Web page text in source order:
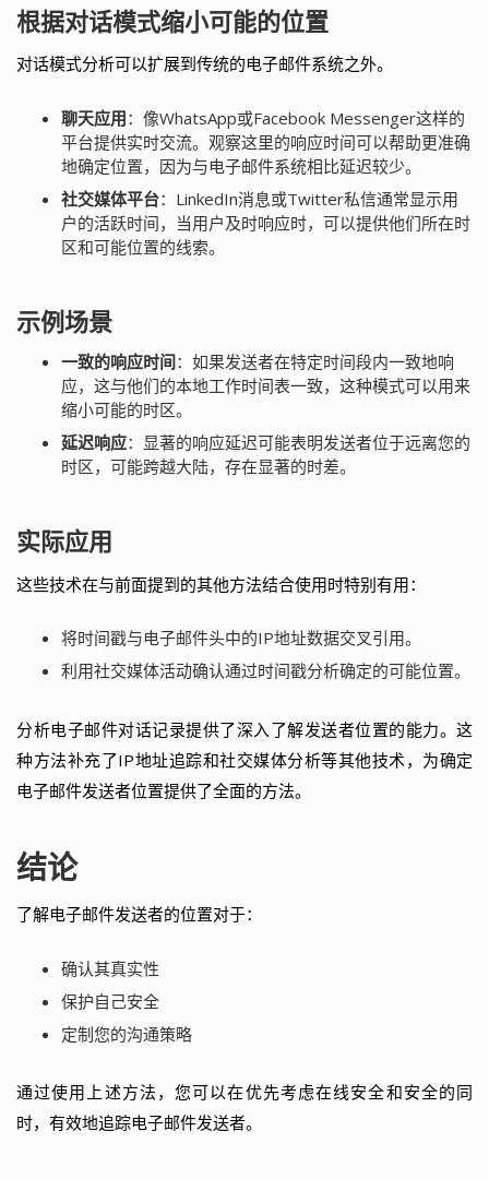
根据对话模式缩小可能的位置
对话模式分析可以扩展到传统的电子邮件系统之外。
聊天应用：像WhatsApp或Facebook Messenger这样的
平台提供实时交流。观察这里的响应时间可以帮助更准确
地确定位置，因为与电子邮件系统相比延迟较少。
社交媒体平台：LinkedIn消息或Twitter私信通常显示用
户的活跃时间，当用户及时响应时，可以提供他们所在时
区和可能位置的线索。
示例场景
一致的响应时间：如果发送者在特定时间段内一致地响
应，这与他们的本地工作时间表一致，这种模式可以用来
缩小可能的时区。
延迟响应：显著的响应延迟可能表明发送者位于远离您的
时区，可能跨越大陆，存在显著的时差。
实际应用
这些技术在与前面提到的其他方法结合使用时特别有用：
将时间戳与电子邮件头中的IP地址数据交叉引用。
利用社交媒体活动确认通过时间戳分析确定的可能位置。
分析电子邮件对话记录提供了深入了解发送者位置的能力。这
种方法补充了IP地址追踪和社交媒体分析等其他技术，为确定
电子邮件发送者位置提供了全面的方法。
结论
了解电子邮件发送者的位置对于：
确认其真实性
保护自己安全
定制您的沟通策略
通过使用上述方法，您可以在优先考虑在线安全和安全的同
时，有效地追踪电子邮件发送者。